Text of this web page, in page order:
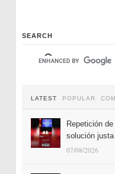
SEARCH
LATEST POPULAR
Repetición
solución
07/08/2026